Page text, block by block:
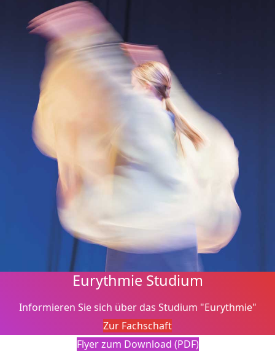
Eurythmie Studium
Informieren Sie sich über das Studium "Eurythmie"
Zur Fachschaft
Flyer zum Download (PDF)